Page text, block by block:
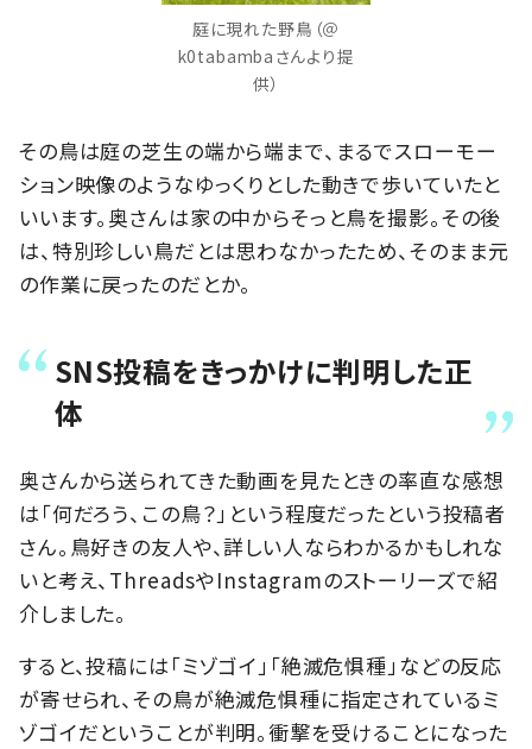
庭に現れた野鳥（＠
k0tabambaさんより提
供）
その鳥は庭の芝生の端から端まで、まるでスローモー
ション映像のようなゆっくりとした動きで歩いていたと
いいます。奥さんは家の中からそっと鳥を撮影。その後
は、特別珍しい鳥だとは思わなかったため、そのまま元
の作業に戻ったのだとか。
SNS投稿をきっかけに判明した正
体
奥さんから送られてきた動画を見たときの率直な感想
は「何だろう、この鳥？」という程度だったという投稿者
さん。鳥好きの友人や、詳しい人ならわかるかもしれな
いと考え、ThreadsやInstagramのストーリーズで紹
介しました。
すると、投稿には「ミゾゴイ」「絶滅危惧種」などの反応
が寄せられ、その鳥が絶滅危惧種に指定されているミ
ゾゴイだということが判明。衝撃を受けることになった